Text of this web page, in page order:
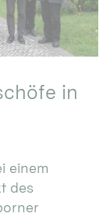
in
einem
des